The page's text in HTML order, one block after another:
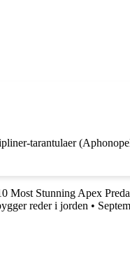
tarantulaer
Most Stunning Apex
reder i jorden •